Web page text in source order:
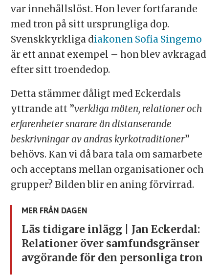
var innehållslöst. Hon lever fortfarande
med tron på sitt ursprungliga dop.
Svenskkyrkliga d iakonen Sofia Singemo
är ett annat exempel – hon blev avkragad
efter sitt troendedop.
Detta stämmer dåligt med Eckerdals
yttrande att ”verkliga möten, relationer och
erfarenheter snarare än distanserande
beskrivningar av andras kyrkotraditioner”
behövs. Kan vi då bara tala om samarbete
och acceptans mellan organisationer och
grupper? Bilden blir en aning förvirrad.
MER FRÅN DAGEN
Läs tidigare inlägg | Jan Eckerdal:
Relationer över samfundsgränser
avgörande för den personliga tron